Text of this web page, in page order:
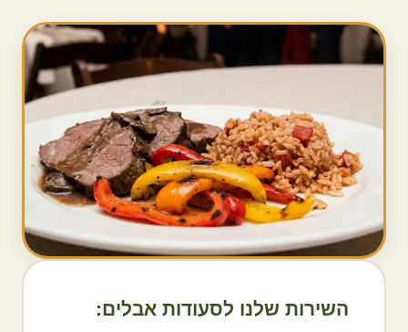
השירות שלנו לסעודות אבלים: